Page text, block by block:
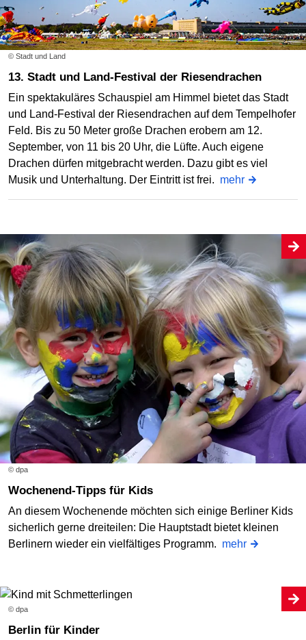
© Stadt und Land
13. Stadt und Land-Festival der Riesendrachen
Ein spektakuläres Schauspiel am Himmel bietet das Stadt
und Land-Festival der Riesendrachen auf dem Tempelhofer
Feld. Bis zu 50 Meter große Drachen erobern am 12.
September, von 11 bis 20 Uhr, die Lüfte. Auch eigene
Drachen dürfen mitgebracht werden. Dazu gibt es viel
Musik und Unterhaltung. Der Eintritt ist frei. mehr
© dpa
Wochenend-Tipps für Kids
An diesem Wochenende möchten sich einige Berliner Kids
sicherlich gerne dreiteilen: Die Hauptstadt bietet kleinen
Berlinern wieder ein vielfältiges Programm. mehr
© dpa
Berlin für Kinder